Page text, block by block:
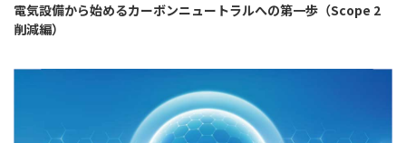
電気設備から始めるカーボンニュートラルへの第一歩（Scope 2
削減編）